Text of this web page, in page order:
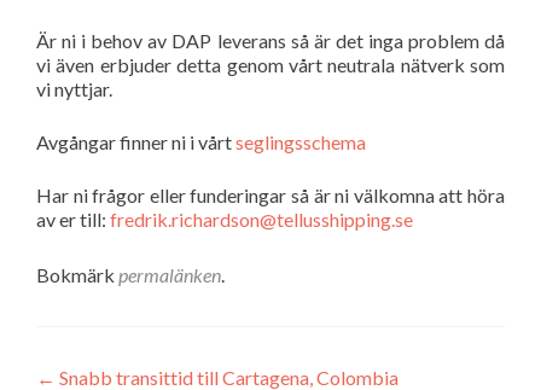
Är ni i behov av DAP leverans så är det inga problem då
vi även erbjuder detta genom vårt neutrala nätverk som
vi nyttjar.
Avgångar finner ni i vårtseglingsschema
Har ni frågor eller funderingar så är ni välkomna att höra
av er till: fredrik.richardson@tellusshipping.se
Bokmärk permalänken.
← Snabb transittid till Cartagena, Colombia